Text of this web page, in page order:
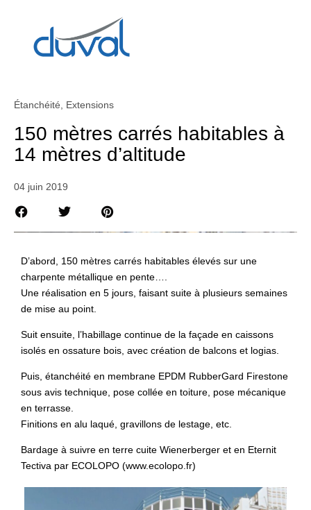
Étanchéité Extensions
150 mètres carrés habitables à
14 mètres d’altitude
04 juin 2019
D’abord, 150 mètres carrés habitables élevés sur une
charpente métallique en pente….
Une réalisation en 5 jours, faisant suite à plusieurs semaines
de mise au point.
Suit ensuite, l’habillage continue de la façade en caissons
isolés en ossature bois, avec création de balcons et logias.
Puis, étanchéité en membrane EPDM RubberGard Firestone
sous avis technique, pose collée en toiture, pose mécanique
en terrasse.
Finitions en alu laqué, gravillons de lestage, etc.
Bardage à suivre en terre cuite Wienerberger et en Eternit
Tectiva par ECOLOPO (www.ecolopo.fr)